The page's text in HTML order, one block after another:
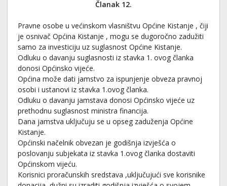
Članak 12.
Pravne osobe u većinskom vlasništvu Općine Kistanje , čiji
je osnivač Općina Kistanje , mogu se dugoročno zadužiti
samo za investiciju uz suglasnost Općine Kistanje.
Odluku o davanju suglasnosti iz stavka 1. ovog članka
donosi Općinsko vijeće.
Općina može dati jamstvo za ispunjenje obveza pravnoj
osobi i ustanovi iz stavka 1.ovog članka.
Odluku o davanju jamstava donosi Općinsko vijeće uz
prethodnu suglasnost ministra financija.
Dana jamstva uključuju se u opseg zaduženja Općine
Kistanje.
Općinski načelnik obvezan je godišnja izvješća o
poslovanju subjekata iz stavka 1.ovog članka dostaviti
Općinskom vijeću.
Korisnici proračunskih sredstava ,uključujući sve korisnike